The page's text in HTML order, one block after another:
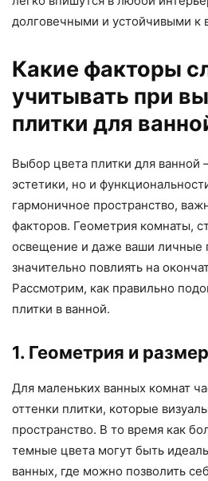
долговечными и устойчивыми к
Какие факторы
учитывать при
плитки для
Выбор цвета плитки для ванной
эстетики, но и
гармоничное пространство,
факторов. Геометрия комнаты,
освещение и даже ваши личные
значительно повлиять на
Рассмотрим, как правильно
плитки в ванной.
1. Геометрия и
Для маленьких ванных комнат
оттенки плитки, которые
пространство. В то время как
темные цвета могут быть
ванных, где можно позволить